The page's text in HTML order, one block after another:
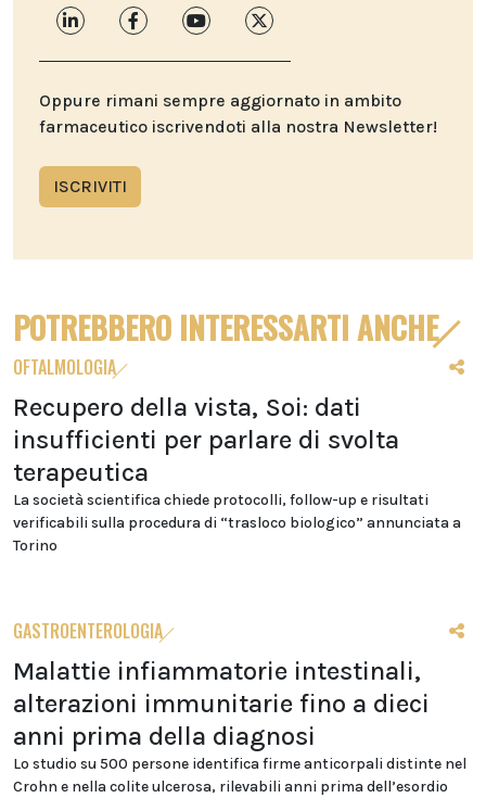
Oppure rimani sempre aggiornato in ambito
farmaceutico iscrivendoti alla nostra Newsletter!
ISCRIVITI
POTREBBERO INTERESSARTI ANCHE
OFTALMOLOGIA
Recupero della vista, Soi: dati
insufficienti per parlare di svolta
terapeutica
La società scientifica chiede protocolli, follow-up e risultati
verificabili sulla procedura di “trasloco biologico” annunciata a
Torino
GASTROENTEROLOGIA
Malattie infiammatorie intestinali,
alterazioni immunitarie fino a dieci
anni prima della diagnosi
Lo studio su 500 persone identifica firme anticorpali distinte nel
Crohn e nella colite ulcerosa, rilevabili anni prima dell’esordio